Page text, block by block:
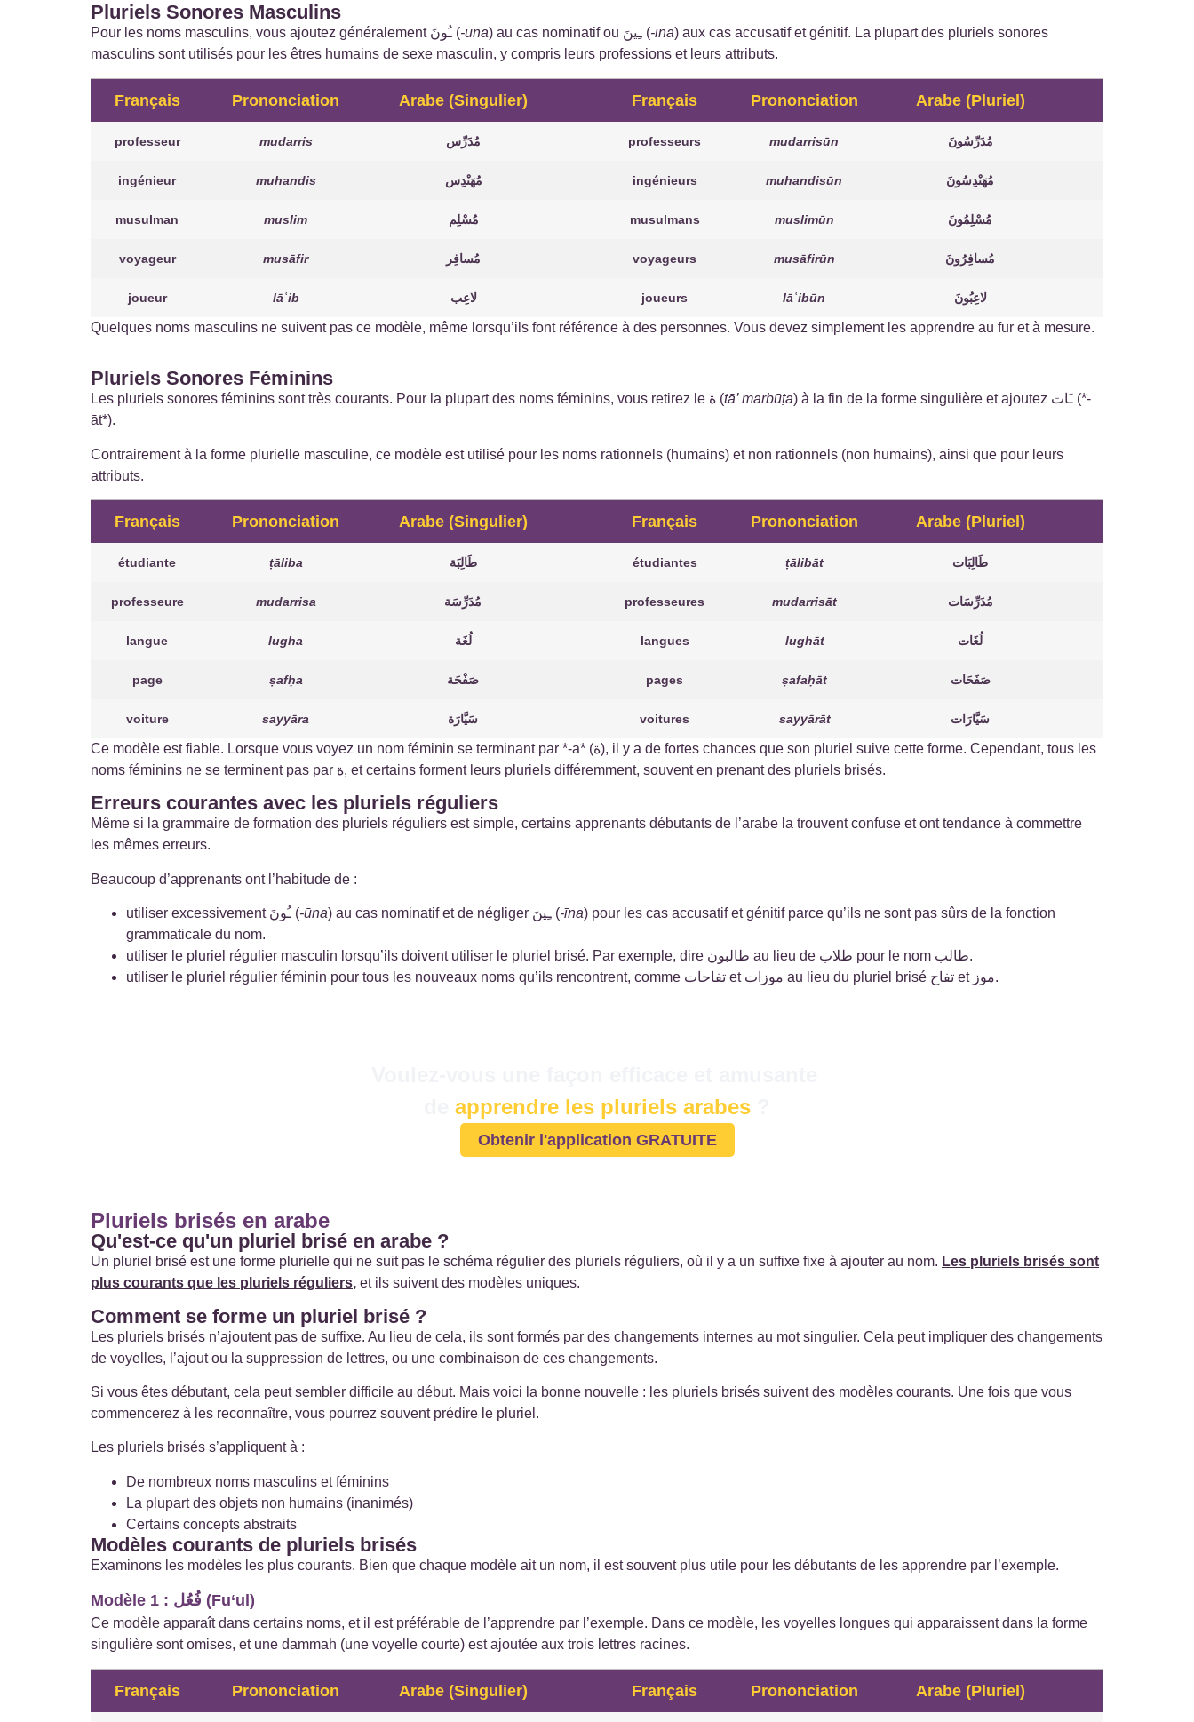
Pluriels Sonores Masculins
Pour les noms masculins, vous ajoutez généralement ـُونَ (-ūna ) au cas nominatif ou ـِينَ (-īna) aux cas accusatif et génitif. La plupart des pluriels sonores
masculins sont utilisés pour les êtres humains de sexe masculin, y compris leurs professions et leurs attributs.
Français Prononciation Arabe (Singulier) Français Prononciation Arabe (Pluriel)
professeur mudarris مُدَرِّس professeurs mudarrisūn مُدَرِّسُونَ
ingénieur muhandis مُهَنْدِس ingénieurs muhandisūn مُهَنْدِسُونَ
musulman muslim مُسْلِم musulmans muslimūn مُسْلِمُونَ
voyageur musāfir مُسافِر voyageurs musāfirūn مُسافِرُونَ
joueur lāʿib لاعِب joueurs lāʿibūn لاعِبُونَ
Quelques noms masculins ne suivent pas ce modèle, même lorsqu’ils font référence à des personnes. Vous devez simplement les apprendre au fur et à mesure.
Pluriels Sonores Féminins
Les pluriels sonores féminins sont très courants. Pour la plupart des noms féminins, vous retirez le ة (tā’ marbūṭa) à la fin de la forme singulière et ajoutez ـَات (*-
āt*).
Contrairement à la forme plurielle masculine, ce modèle est utilisé pour les noms rationnels (humains) et non rationnels (non humains), ainsi que pour leurs
attributs.
Français Prononciation Arabe (Singulier) Français Prononciation Arabe (Pluriel)
étudiante ṭāliba طَالِبَة étudiantes ṭālibāt طَالِبَات
professeure mudarrisa مُدَرِّسَة professeures mudarrisāt مُدَرِّسَات
langue lugha لُغَة langues lughāt لُغَات
page ṣafḥa صَفْحَة pages ṣafaḥāt صَفَحَات
voiture sayyāra سَيَّارَة voitures sayyārāt سَيَّارَات
Ce modèle est fiable. Lorsque vous voyez un nom féminin se terminant par *-a* (ة), il y a de fortes chances que son pluriel suive cette forme. Cependant, tous les
noms féminins ne se terminent pas par ة, et certains forment leurs pluriels différemment, souvent en prenant des pluriels brisés.
Erreurs courantes avec les pluriels réguliers
Même si la grammaire de formation des pluriels réguliers est simple, certains apprenants débutants de l’arabe la trouvent confuse et ont tendance à commettre
les mêmes erreurs.
Beaucoup d’apprenants ont l’habitude de :
utiliser excessivement ـُونَ (-ūna ) au cas nominatif et de négliger ـِينَ (-īna) pour les cas accusatif et génitif parce qu’ils ne sont pas sûrs de la fonction
grammaticale du nom.
utiliser le pluriel régulier masculin lorsqu’ils doivent utiliser le pluriel brisé. Par exemple, dire طالبون au lieu de طلاب pour le nom طالب.
utiliser le pluriel régulier féminin pour tous les nouveaux noms qu’ils rencontrent, comme تفاحات et موزات au lieu du pluriel brisé تفاح et موز.
apprendre les pluriels arabes
Obtenir l'application GRATUITE
Pluriels brisés en arabe
Qu'est-ce qu'un pluriel brisé en arabe ?
Un pluriel brisé est une forme plurielle qui ne suit pas le schéma régulier des pluriels réguliers, où il y a un suffixe fixe à ajouter au nom. Les pluriels brisés sont
plus courants que les pluriels réguliers, et ils suivent des modèles uniques.
Comment se forme un pluriel brisé ?
Les pluriels brisés n’ajoutent pas de suffixe. Au lieu de cela, ils sont formés par des changements internes au mot singulier. Cela peut impliquer des changements
de voyelles, l’ajout ou la suppression de lettres, ou une combinaison de ces changements.
Si vous êtes débutant, cela peut sembler difficile au début. Mais voici la bonne nouvelle : les pluriels brisés suivent des modèles courants. Une fois que vous
commencerez à les reconnaître, vous pourrez souvent prédire le pluriel.
Les pluriels brisés s’appliquent à :
De nombreux noms masculins et féminins
La plupart des objets non humains (inanimés)
Certains concepts abstraits
Modèles courants de pluriels brisés
Examinons les modèles les plus courants. Bien que chaque modèle ait un nom, il est souvent plus utile pour les débutants de les apprendre par l’exemple.
Modèle 1 : فُعُل (Fu‘ul)
Ce modèle apparaît dans certains noms, et il est préférable de l’apprendre par l’exemple. Dans ce modèle, les voyelles longues qui apparaissent dans la forme
singulière sont omises, et une dammah (une voyelle courte) est ajoutée aux trois lettres racines.
Français Prononciation Arabe (Singulier) Français Prononciation Arabe (Pluriel)